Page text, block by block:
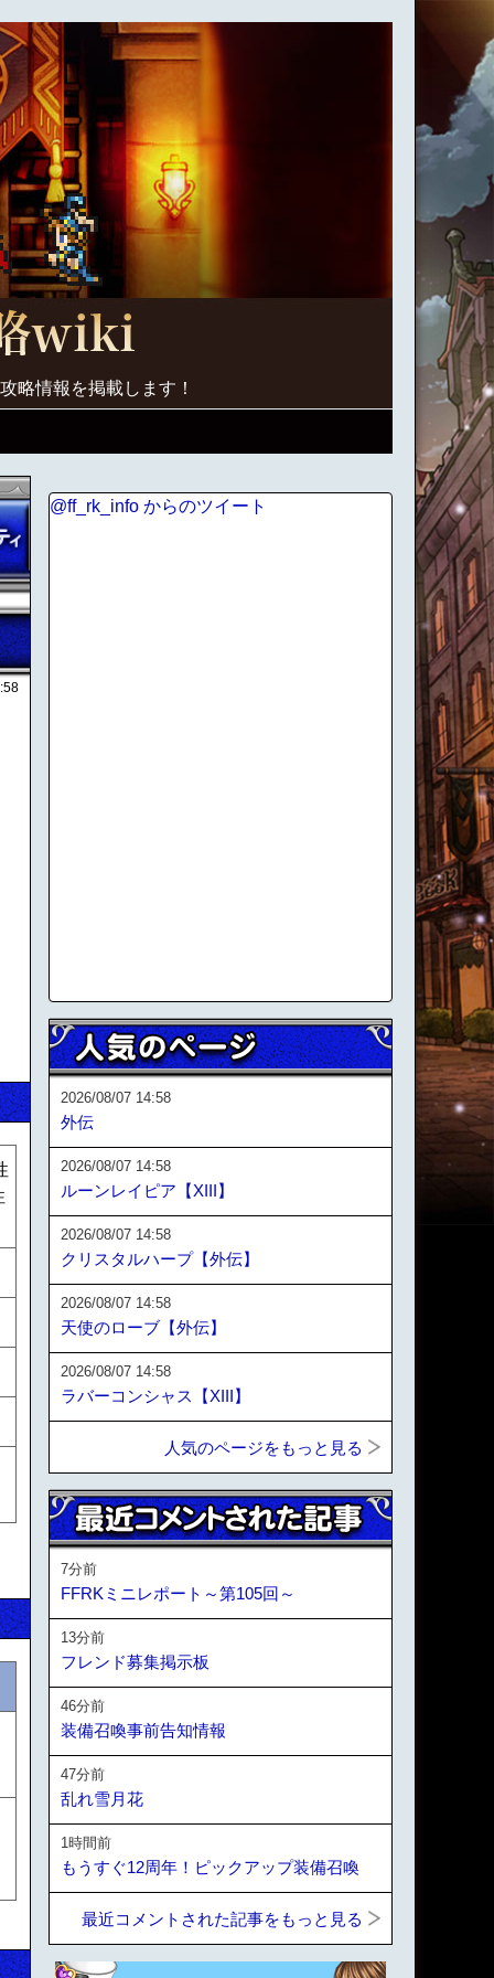
略情報を掲載します！
@ff_rk_info からのツイート
2026/08/07 14:58
外伝
2026/08/07 14:58
ルーンレイピア【XIII】
2026/08/07 14:58
クリスタルハープ【外伝】
2026/08/07 14:58
天使のローブ【外伝】
2026/08/07 14:58
ラバーコンシャス【XIII】
人気のページをもっと見る
7分前
FFRKミニレポート～第105回～
13分前
フレンド募集掲示板
46分前
装備召喚事前告知情報
47分前
乱れ雪月花
1時間前
もうすぐ12周年！ピックアップ装備召喚
最近コメントされた記事をもっと見る